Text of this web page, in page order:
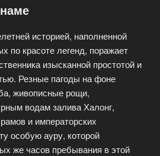
историей, наполненной
по красоте легенд, поражает
изысканной простотой и
Резные пагоды на фоне
живописные рощи,
водам залива Халонг,
и императорских
особую ауру, которой
же часов пребывания в этой